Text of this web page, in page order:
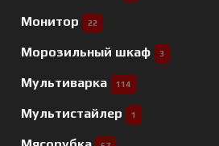
Монитор 22
Морозильный шкаф 3
Мультиварка 114
Мультистайлер 1